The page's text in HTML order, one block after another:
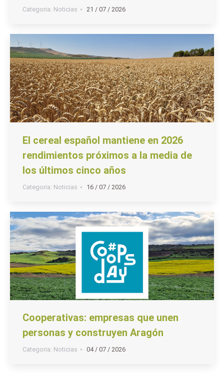
Categoria: Noticias 21 / 07 / 2026
El cereal español mantiene en 2026
rendimientos próximos a la media de
los últimos cinco años
Categoria: Noticias 16 / 07 / 2026
Cooperativas: empresas que unen
personas y construyen Aragón
Categoria: Noticias 04 / 07 / 2026